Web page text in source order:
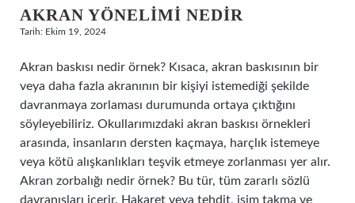
AKRAN YÖNELIMI NEDIR
Tarih: Ekim 19, 2024
Akran baskısı nedir örnek? Kısaca, akran baskısının bir
veya daha fazla akranının bir kişiyi istemediği şekilde
davranmaya zorlaması durumunda ortaya çıktığını
söyleyebiliriz. Okullarımızdaki akran baskısı örnekleri
arasında, insanların dersten kaçmaya, harçlık istemeye
veya kötü alışkanlıkları teşvik etmeye zorlanması yer alır.
Akran zorbalığı nedir örnek? Bu tür, tüm zararlı sözlü
davranışları içerir. Hakaret veya tehdit, isim takma ve